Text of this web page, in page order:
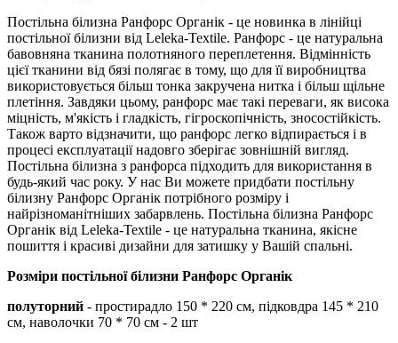
Постільна білизна Ранфорс Органік - це новинка в лінійці
постільної білизни від Leleka-Textile. Ранфорс - це натуральна
бавовняна тканина полотняного переплетення. Відмінність
цієї тканини від бязі полягає в тому, що для її виробництва
використовується більш тонка закручена нитка і більш щільне
плетіння. Завдяки цьому, ранфорс має такі переваги, як висока
міцність, м'якість і гладкість, гігроскопічність, зносостійкість.
Також варто відзначити, що ранфорс легко відпирається і в
процесі експлуатації надовго зберігає зовнішній вигляд.
Постільна білизна з ранфорса підходить для використання в
будь-який час року. У нас Ви можете придбати постільну
білизну Ранфорс Органік потрібного розміру і
найрізноманітніших забарвлень. Постільна білизна Ранфорс
Органік від Leleka-Textile - це натуральна тканина, якісне
пошиття і красиві дизайни для затишку у Вашій спальні.
Розміри постільної білизни Ранфорс Органік
полуторний - простирадло 150 * 220 см, підковдра 145 * 210
см, наволочки 70 * 70 см - 2 шт